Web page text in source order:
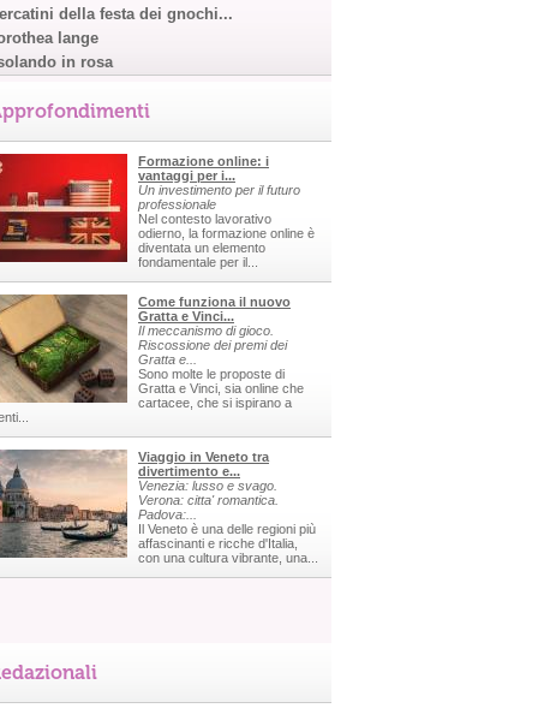
della festa dei gnochi...
lange
in rosa
Formazione online: i
vantaggi per i...
Un investimento per il futuro
professionale
Nel contesto lavorativo
odierno, la formazione online è
diventata un elemento
fondamentale per il...
Come funziona il nuovo
Gratta e Vinci...
Il meccanismo di gioco.
Riscossione dei premi dei
Gratta e...
Sono molte le proposte di
Gratta e Vinci, sia online che
cartacee, che si ispirano a
Viaggio in Veneto tra
divertimento e...
Venezia: lusso e svago.
Verona: citta' romantica.
Padova:...
Il Veneto è una delle regioni più
affascinanti e ricche d'Italia,
con una cultura vibrante, una...